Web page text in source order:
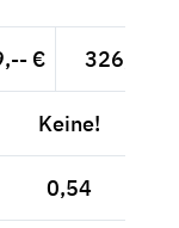
€ 326,89 €
Keine!
0,54